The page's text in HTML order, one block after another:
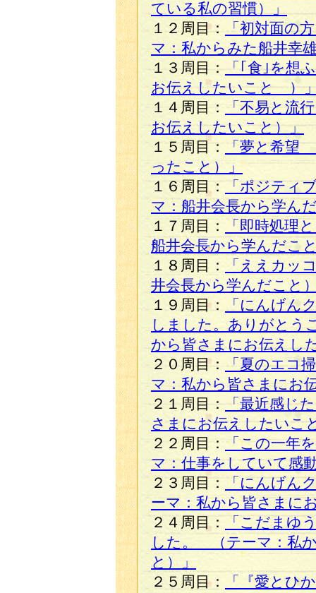
ている私の習慣）」
１２周目：
「初対面の
マ：私からみた船井幸
１３周目：
「｢食｣を想
お伝えしたいこと ）
１４周目：
「不易と流
お伝えしたいこと）」
１５周目：
「夢と希望
ったこと）」
１６周目：
「ポジティ
マ：船井会長から学ん
１７周目：
「即時処理
船井会長から学んだこ
１８周目：
「ええカッ
井会長から学んだこと
１９周目：
「にんげん
しました。ありがと
から皆さまにお伝えし
２０周目：
「夏のエコ
マ：私から皆さまにお
２１周目：
「最近感じ
さまにお伝えしたいこ
２２周目：
「この一年
マ：仕事をしていて感
２３周目：
「にんげん
ーマ：私から皆さまに
２４周目：
「こだまゆ
した。 （テーマ：私
と）」
２５周目：
「『愛とひ